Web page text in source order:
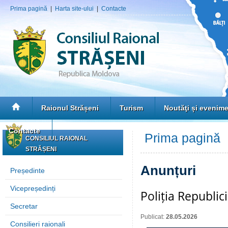
Prima pagină Harta site-ului Contacte
Raionul Strășeni Turism Noutăţi și
Contacte
CONSILIUL RAIONAL
STRĂȘENI
Președinte
Vicepreședinți
Secretar
Consilieri raionali
Prima pagină
Anunțuri
Poliția
Publicat: 28.05.2026